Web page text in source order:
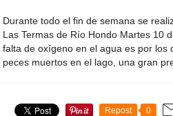
Durante todo el fin de semana se
Las Termas de Río Hondo Martes 10
falta de oxígeno en el agua es por los
peces muertos en el lago, una gran
Repost 0